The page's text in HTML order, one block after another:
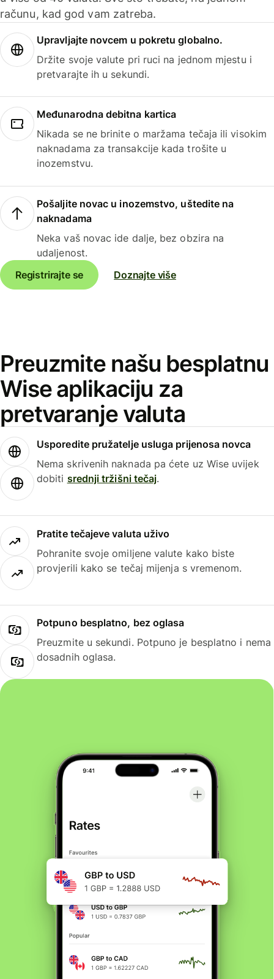
računu, kad god vam zatreba.
Upravljajte novcem u pokretu globalno.
Držite svoje valute pri ruci na jednom mjestu i
pretvarajte ih u sekundi.
Međunarodna debitna kartica
Nikada se ne brinite o maržama tečaja ili visokim
naknadama za transakcije kada trošite u
inozemstvu.
Pošaljite novac u inozemstvo, uštedite na
naknadama
Neka vaš novac ide dalje, bez obzira na
udaljenost.
Registrirajte se
Doznajte više
Preuzmite našu besplatnu
Wise aplikaciju za
pretvaranje valuta
Usporedite pružatelje usluga prijenosa novca
Nema skrivenih naknada pa ćete uz Wise uvijek
dobiti srednji tržišni tečaj.
Pratite tečajeve valuta uživo
Pohranite svoje omiljene valute kako biste
provjerili kako se tečaj mijenja s vremenom.
Potpuno besplatno, bez oglasa
Preuzmite u sekundi. Potpuno je besplatno i nema
dosadnih oglasa.